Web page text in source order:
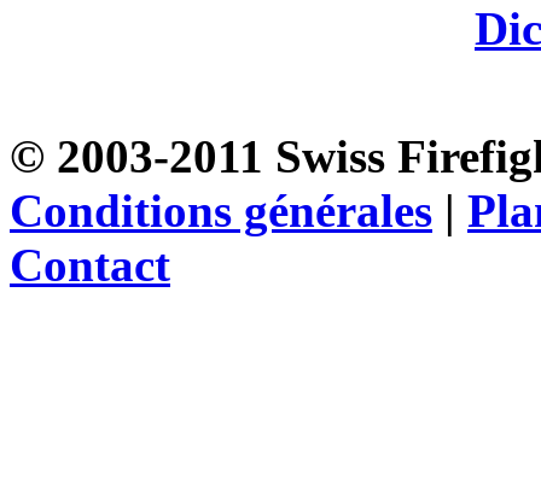
© 2003-2011 Swiss
Conditions générales |
Contact